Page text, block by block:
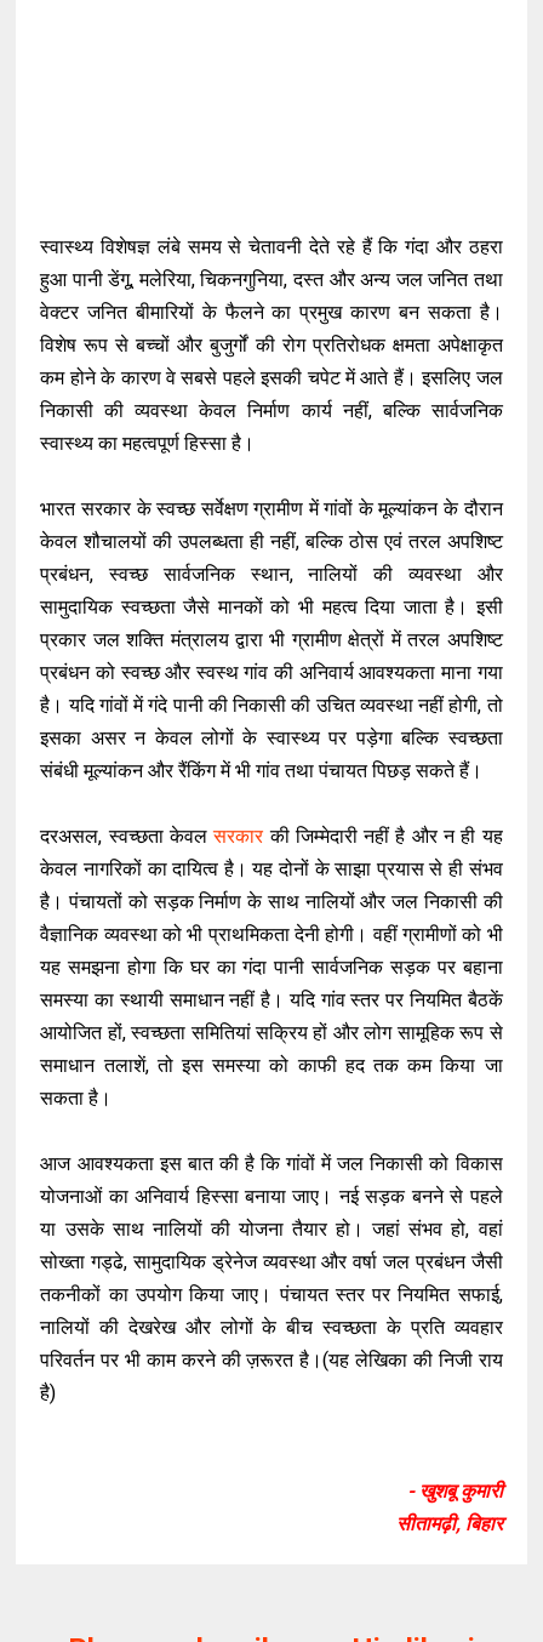
स्वास्थ्य विशेषज्ञ लंबे समय से चेतावनी देते रहे हैं कि गंदा और ठहरा
हुआ पानी डेंगू, मलेरिया, चिकनगुनिया, दस्त और अन्य जल जनित तथा
वेक्टर जनित बीमारियों के फैलने का प्रमुख कारण बन सकता है।
विशेष रूप से बच्चों और बुजुर्गों की रोग प्रतिरोधक क्षमता अपेक्षाकृत
कम होने के कारण वे सबसे पहले इसकी चपेट में आते हैं। इसलिए जल
निकासी की व्यवस्था केवल निर्माण कार्य नहीं, बल्कि सार्वजनिक
स्वास्थ्य का महत्वपूर्ण हिस्सा है।
भारत सरकार के स्वच्छ सर्वेक्षण ग्रामीण में गांवों के मूल्यांकन के दौरान
केवल शौचालयों की उपलब्धता ही नहीं, बल्कि ठोस एवं तरल अपशिष्ट
प्रबंधन, स्वच्छ सार्वजनिक स्थान, नालियों की व्यवस्था और
सामुदायिक स्वच्छता जैसे मानकों को भी महत्व दिया जाता है। इसी
प्रकार जल शक्ति मंत्रालय द्वारा भी ग्रामीण क्षेत्रों में तरल अपशिष्ट
प्रबंधन को स्वच्छ और स्वस्थ गांव की अनिवार्य आवश्यकता माना गया
है। यदि गांवों में गंदे पानी की निकासी की उचित व्यवस्था नहीं होगी, तो
इसका असर न केवल लोगों के स्वास्थ्य पर पड़ेगा बल्कि स्वच्छता
संबंधी मूल्यांकन और रैंकिंग में भी गांव तथा पंचायत पिछड़ सकते हैं।
दरअसल, स्वच्छता केवलसरकारकी जिम्मेदारी नहीं है और न ही यह
केवल नागरिकों का दायित्व है। यह दोनों के साझा प्रयास से ही संभव
है। पंचायतों को सड़क निर्माण के साथ नालियों और जल निकासी की
वैज्ञानिक व्यवस्था को भी प्राथमिकता देनी होगी। वहीं ग्रामीणों को भी
यह समझना होगा कि घर का गंदा पानी सार्वजनिक सड़क पर बहाना
समस्या का स्थायी समाधान नहीं है। यदि गांव स्तर पर नियमित बैठकें
आयोजित हों, स्वच्छता समितियां सक्रिय हों और लोग सामूहिक रूप से
समाधान तलाशें, तो इस समस्या को काफी हद तक कम किया जा
सकता है।
आज आवश्यकता इस बात की है कि गांवों में जल निकासी को विकास
योजनाओं का अनिवार्य हिस्सा बनाया जाए। नई सड़क बनने से पहले
या उसके साथ नालियों की योजना तैयार हो। जहां संभव हो, वहां
सोख्ता गड्ढे, सामुदायिक ड्रेनेज व्यवस्था और वर्षा जल प्रबंधन जैसी
तकनीकों का उपयोग किया जाए। पंचायत स्तर पर नियमित सफाई,
नालियों की देखरेख और लोगों के बीच स्वच्छता के प्रति व्यवहार
परिवर्तन पर भी काम करने की ज़रूरत है।(यह लेखिका की निजी राय
है)
- खुशबू कुमारी
सीतामढ़ी, बिहार